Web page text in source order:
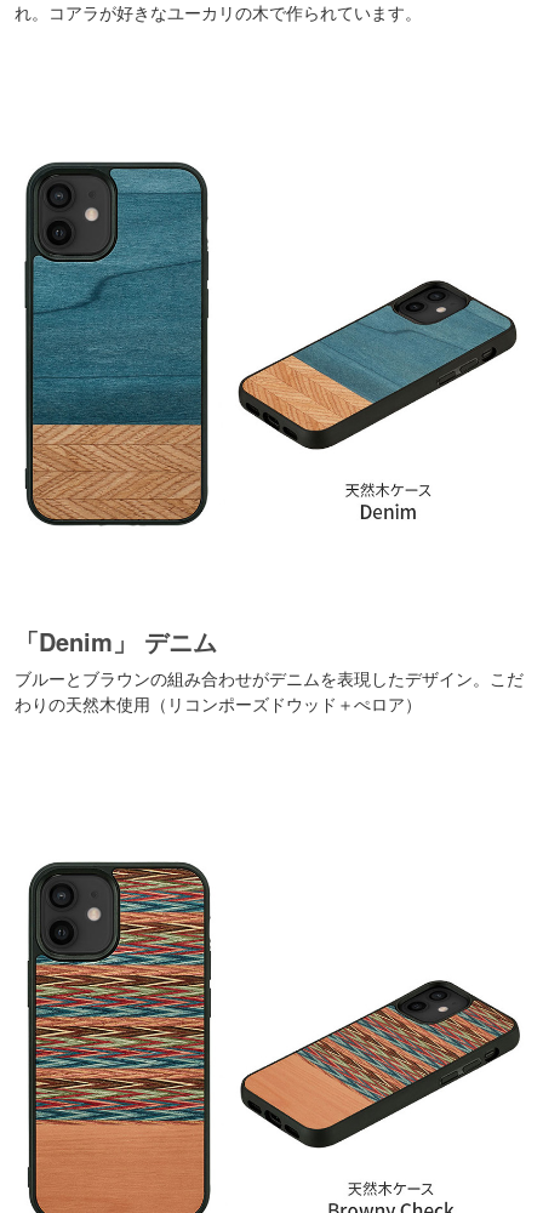
れ。コアラが好きなユーカリの木で作られています。
「Denim」 デニム
ブルーとブラウンの組み合わせがデニムを表現したデザイン。こだ
わりの天然木使用（リコンポーズドウッド＋ぺロア）